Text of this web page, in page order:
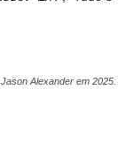
Jason Alexander em 2025.